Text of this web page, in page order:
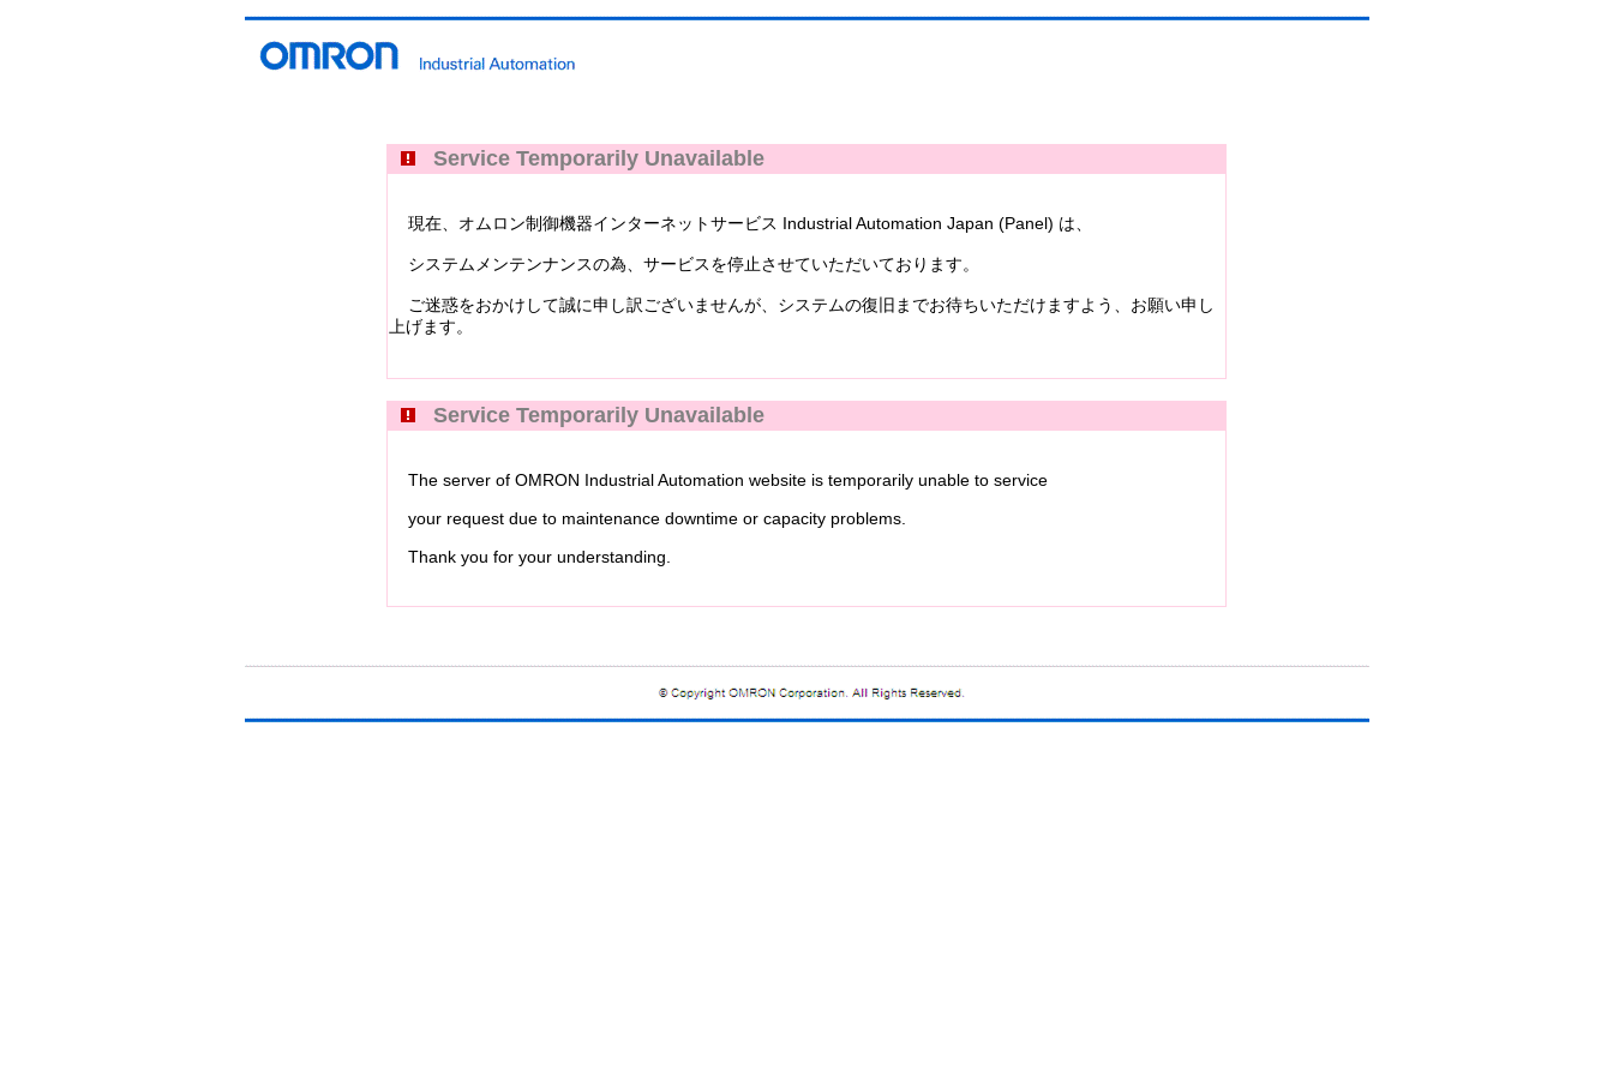
Service Temporarily Unavailable
現在、オムロン制御機器インターネットサービス Industrial Automation Japan (Panel) は、
システムメンテンナンスの為、サービスを停止させていただいております。
ご迷惑をおかけして誠に申し訳ございませんが、システムの復旧までお待ちいただけますよう、お願い申し
上げます。
Service Temporarily Unavailable
The server of OMRON Industrial Automation website is temporarily unable to service
your request due to maintenance downtime or capacity problems.
Thank you for your understanding.